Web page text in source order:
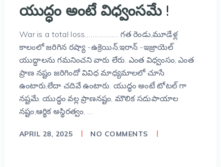
యుద్ధం అంటే విధ్వంసమే !
War is a total loss……………… గత రెండు,మూడేళ్ల
కాలంలో జరిగిన రష్యా -ఉక్రెయిన్,ఇరాన్ -ఇజ్రాయెల్
యుద్ధాలను గమనించని వారు లేరు. ఎంత విధ్వంసం, ఎంత
ప్రాణ నష్టం జరిగిందో వివిధ మాధ్యమాలలో చూసే
ఉంటారు,లేదా చదివే ఉంటారు. యుద్ధం అంటే టోటల్ గా
నష్టమే. యుద్ధం వల్ల ప్రాణనష్టం, మౌలిక సదుపాయాల
నష్టం,ఆర్థిక అస్థిరత్వం, …
APRIL 28, 2025 NO COMMENTS